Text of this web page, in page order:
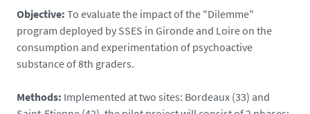
Objective: To evaluate the impact of the "Dilemme"
program deployed by SSES in Gironde and Loire on the
consumption and experimentation of psychoactive
substance of 8th graders.
Methods: Implemented at two sites: Bordeaux (33) and